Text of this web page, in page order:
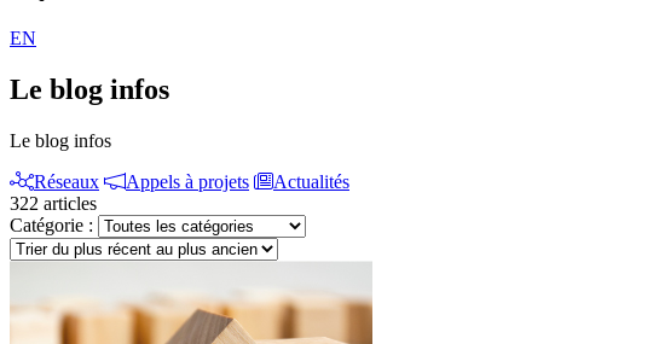
EN
Le blog infos
Le blog infos
Réseaux
Appels à projets
Actualités
322 articles
Catégorie :